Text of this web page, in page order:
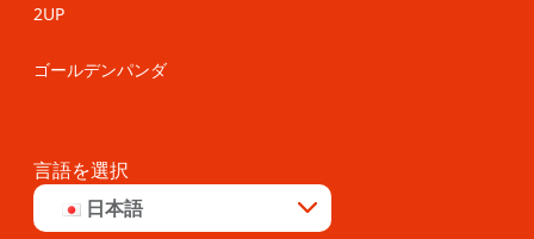
2UP
ゴールデンパンダ
言語を選択
日本語